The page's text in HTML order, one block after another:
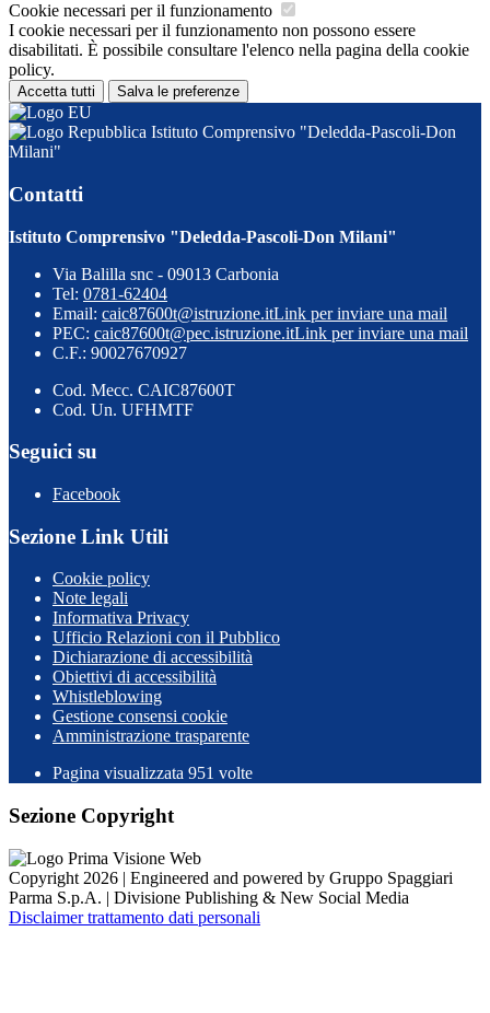
Cookie necessari per il funzionamento
I cookie necessari per il funzionamento non possono essere
disabilitati. È possibile consultare l'elenco nella pagina della cookie
policy.
Accetta tutti Salva le preferenze
Istituto Comprensivo "Deledda-Pascoli-Don
Milani"
Contatti
Istituto Comprensivo "Deledda-Pascoli-Don Milani"
Via Balilla snc - 09013 Carbonia
Tel: 0781-62404
Email: caic87600t@istruzione.itLink per inviare una mail
PEC: caic87600t@pec.istruzione.itLink per inviare una mail
C.F.: 90027670927
Cod. Mecc. CAIC87600T
Cod. Un. UFHMTF
Seguici su
Facebook
Sezione Link Utili
Cookie policy
Note legali
Informativa Privacy
Ufficio Relazioni con il Pubblico
Dichiarazione di accessibilità
Obiettivi di accessibilità
Whistleblowing
Gestione consensi cookie
Amministrazione trasparente
Pagina visualizzata 951 volte
Sezione Copyright
Copyright 2026 | Engineered and powered by Gruppo Spaggiari
Parma S.p.A. | Divisione Publishing & New Social Media
Disclaimer trattamento dati personali